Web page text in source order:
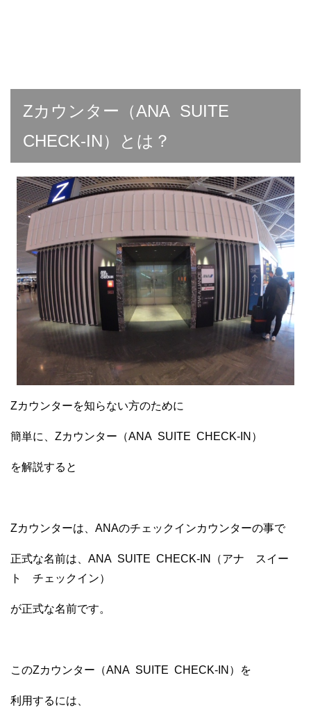
Zカウンター（ANA SUITE
CHECK-IN）とは？
Zカウンターを知らない方のために
簡単に、Zカウンター（ANA SUITE CHECK-IN）
を解説すると
Zカウンターは、ANAのチェックインカウンターの事で
正式な名前は、ANA SUITE CHECK-IN（アナ スイー
ト チェックイン）
が正式な名前です。
このZカウンター（ANA SUITE CHECK-IN）を
利用するには、